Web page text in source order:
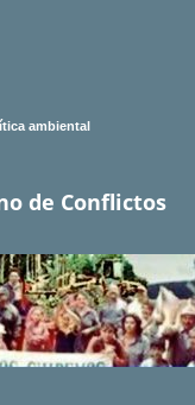
ambiental
de Conflictos